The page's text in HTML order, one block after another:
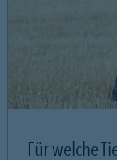
Für welche